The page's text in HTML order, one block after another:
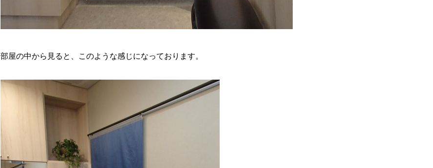
部屋の中から見ると、このような感じになっております。